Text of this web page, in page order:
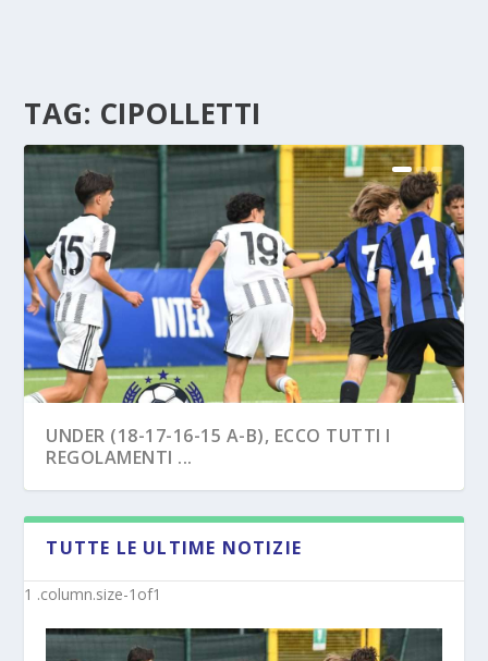
TAG: CIPOLLETTI
UNDER (18-17-16-15 A-B), ECCO TUTTI I
REGOLAMENTI ...
TUTTE LE ULTIME NOTIZIE